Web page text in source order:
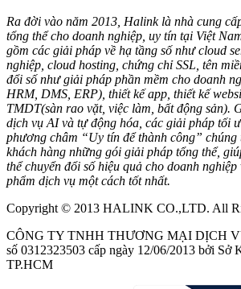
Ra đời vào năm 2013, Halink là nhà cung
tổng thể cho doanh nghiệp, uy tín tại Việt
gồm các giải pháp về hạ tầng số như cloud
nghiệp, cloud hosting, chứng chỉ SSL, tên
đổi số như giải pháp phần mềm cho doanh
HRM, DMS, ERP), thiết kế app, thiết kế
TMDT(sàn rao vặt, việc làm, bất động sản).
dịch vụ AI và tự động hóa, các giải pháp tối
phương châm “Uy tín để thành công”
khách hàng những gói giải pháp tổng thể,
thể chuyển đổi số hiệu quả cho doanh
phẩm dịch vụ một cách tốt nhất.
Copyright © 2013 HALINK CO.,LTD. All
CÔNG TY TNHH THƯƠNG MẠI DỊCH
số 0312323503 cấp ngày 12/06/2013 bởi Sở
TP.HCM